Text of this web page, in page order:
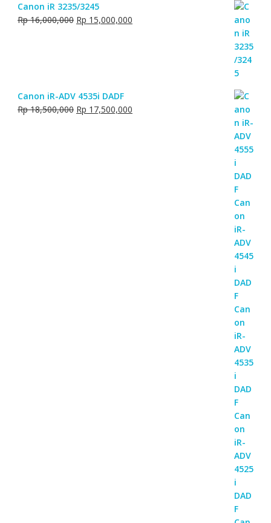
Canon iR 3235/3245
Rp16,000,000 Original
Rp 15,000,000Current
Canon iR-ADV 4535i DADF
Rp18,500,000 Original
Rp 17,500,000Current